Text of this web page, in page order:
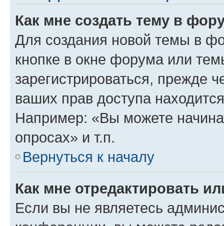
Как мне создать тему в
Для создания новой темы в
кнопке в окне форума или
зарегистрироваться, прежде
ваших прав доступа
Например: «Вы можете
опросах» и т.п.
Вернуться к началу
Как мне отредактировать
Если вы не являетесь